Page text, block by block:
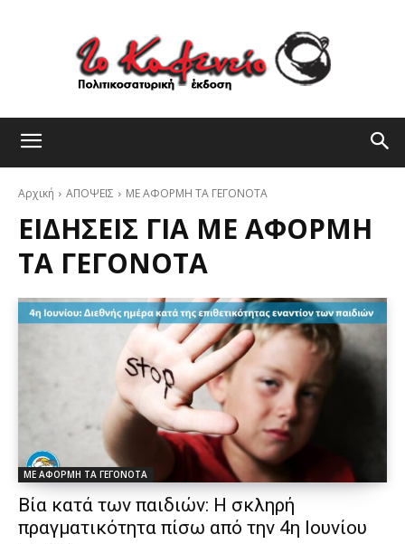
Αρχική ΑΠΟΨΕΙΣ ΜΕ ΑΦΟΡΜΗ ΤΑ ΓΕΓΟΝΟΤΑ
ΕΙΔΉΣΕΙΣ ΓΙΑ ΜΕ ΑΦΟΡΜΗ
ΤΑ ΓΕΓΟΝΟΤΑ
ΜΕ ΑΦΟΡΜΗ ΤΑ ΓΕΓΟΝΟΤΑ
Βία κατά των παιδιών: Η σκληρή
πραγματικότητα πίσω από την 4η Ιουνίου